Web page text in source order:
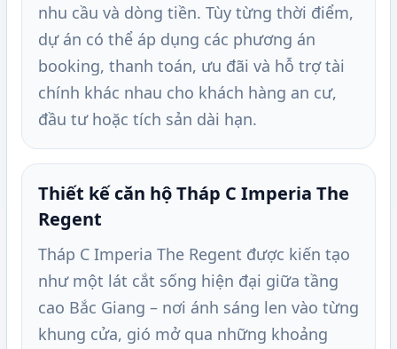
nhu cầu và dòng tiền. Tùy từng thời điểm,
dự án có thể áp dụng các phương án
booking, thanh toán, ưu đãi và hỗ trợ tài
chính khác nhau cho khách hàng an cư,
đầu tư hoặc tích sản dài hạn.
Thiết kế căn hộ Tháp C Imperia The
Regent
Tháp C Imperia The Regent được kiến tạo
như một lát cắt sống hiện đại giữa tầng
cao Bắc Giang – nơi ánh sáng len vào từng
khung cửa, gió mở qua những khoảng